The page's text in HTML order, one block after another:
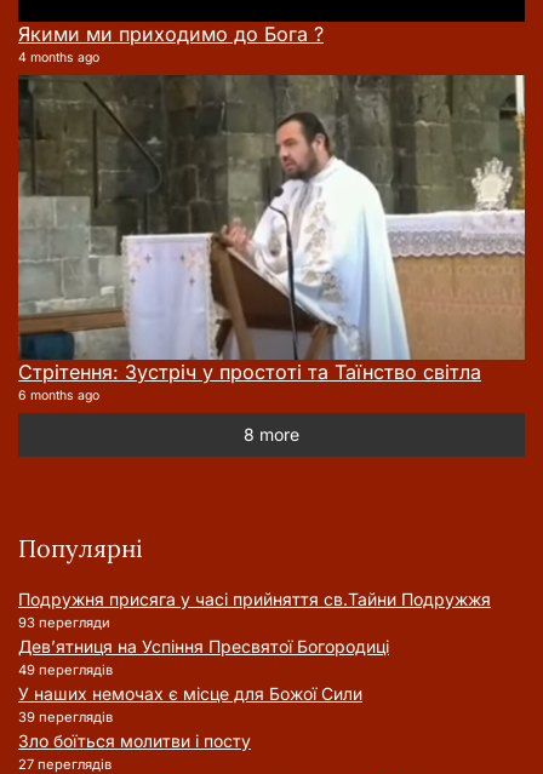
Якими ми приходимо до Бога ?
4 months ago
Стрітення: Зустріч у простоті та Таїнство світла
6 months ago
8 more
Популярні
Подружня присягa у часі прийняття cв.Тайни Подружжя
93 перегляди
Дев’ятниця на Успіння Пресвятої Богородиці
49 переглядів
У наших немочах є місце для Божої Сили
39 переглядів
Зло боїться молитви і посту
27 переглядів